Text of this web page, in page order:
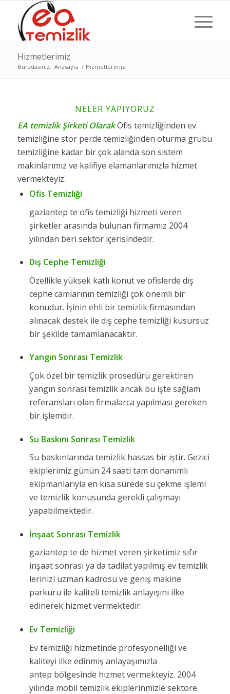
Hizmetlerimiz
Buradasınız: Anasayfa / Hizmetlerimiz
NELER YAPIYORUZ
EA temizlik Şirketi Olarak Ofis temizliğinden ev
temizliğine stor perde temizliğinden oturma grubu
temizliğine kadar bir çok alanda son sistem
makinlarımız ve kalifiye elamanlarımızla hizmet
vermekteyiz.
Ofis Temizliği
gaziantep te ofis temizliği hizmeti veren
şirketler arasında bulunan firmamız 2004
yılından beri sektör içerisindedir.
Dış Cephe Temizliği
Özellikle yüksek katlı konut ve ofislerde dış
cephe camlarının temizliği çok önemli bir
konudur. İşinin ehli bir temizlik firmasından
alınacak destek ile dış cephe temizliği kusursuz
bir şekilde tamamlanacaktır.
Yangın Sonrası Temizlik
Çok özel bir temizlik prosedürü gerektiren
yangın sonrası temizlik ancak bu işte sağlam
referansları olan firmalarca yapılması gereken
bir işlemdir.
Su Baskını Sonrası Temizlik
Su baskınlarında temizlik hassas bir iştir. Gezici
ekiplerimiz günün 24 saati tam donanımlı
ekipmanlarıyla en kısa sürede su çekme işlemi
ve temizlik konusunda gerekli çalışmayı
yapabilmektedir.
İnşaat Sonrası Temizlik
gaziantep te de hizmet veren şirketimiz sıfır
inşaat sonrası ya da tadilat yapılmış ev temizlik
lerinizi uzman kadrosu ve geniş makine
parkuru ile kaliteli temizlik anlayışını ilke
edinerek hizmet vermektedir.
Ev Temizliği
Ev temizliği hizmetinde profesyonelliği ve
kaliteyi ilke edinmiş anlayaşımızla
antep bölgesinde hizmet vermekteyiz. 2004
yılında mobil temizlik ekiplerinmizle sektöre